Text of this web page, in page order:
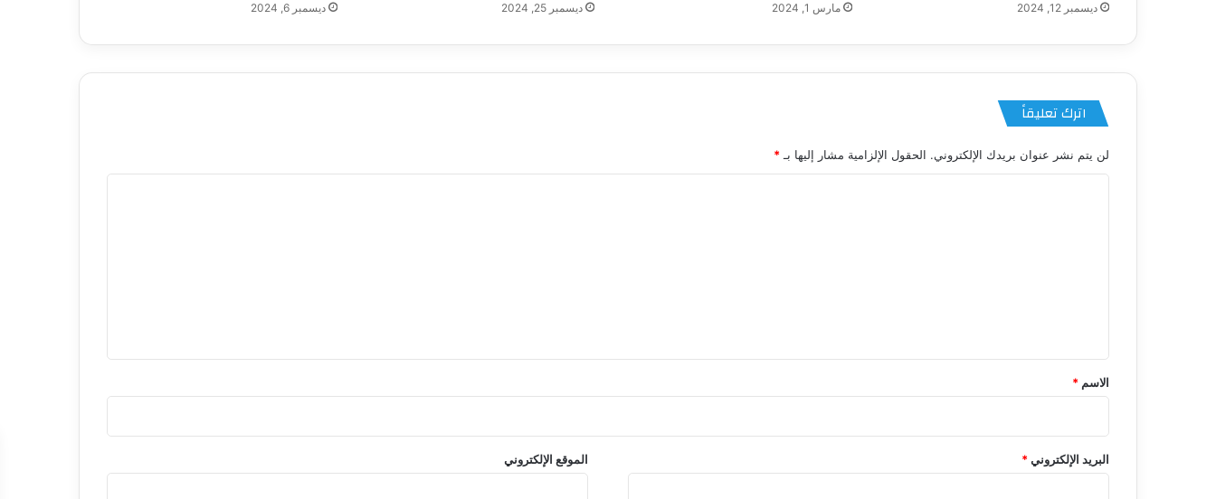
ديسمبر 12, 2024 مارس 1, 2024 ديسمبر 25, 2024 ديسمبر 6, 2024
اترك تعليقاً
لن يتم نشر عنوان بريدك الإلكتروني. الحقول الإلزامية مشار إليها بـ *
*
الاسم *
البريد الإلكتروني* الموقع الإلكتروني